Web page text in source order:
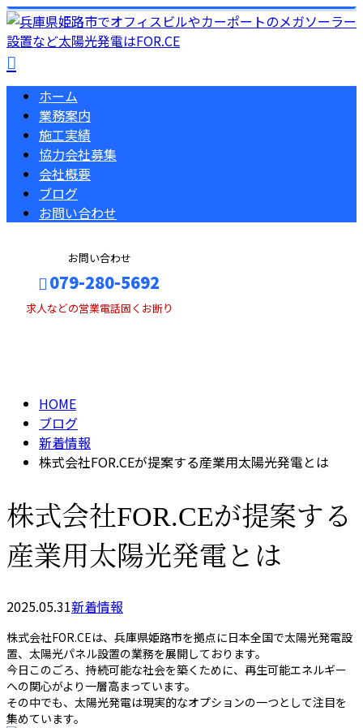
ホーム
業務案内
施工実績
協力会社募集
会社概要
ブログ
お問い合わせ
お問い合わせ
079-280-5692
求人などの営業電話固くお断り
HOME
ブログ
新着情報
株式会社FOR.CEが提案する産業用太陽光発電とは
株式会社FOR.CEが提案する
産業用太陽光発電とは
2025.05.31新着情報
株式会社FOR.CEは、兵庫県姫路市を拠点に日本全国で太陽光発電設
置、太陽光パネル設置の業務を展開しております。
今日このごろ、持続可能な社会を築くために、再生可能エネルギー
への関心がより一層高まっています。
その中でも、太陽光発電は現実的なオプションの一つとして注目を
集めています。